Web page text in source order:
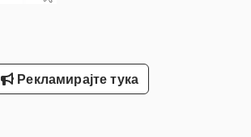
Рекламирајте тука